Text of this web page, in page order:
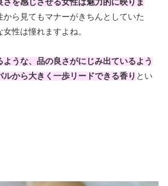
さを感じさせる女性は魅力的に映りま
から見てもマナーがきちんとしていた
性は憧れますよね。
ような、品の良さがにじみ出ているよう
から大きく一歩リードできる香り とい